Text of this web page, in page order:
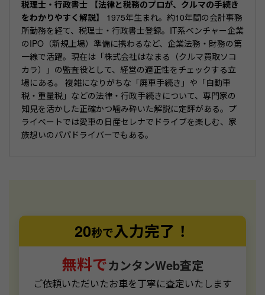
税理士・行政書士 【法律と税務のプロが、クルマの手続き
をわかりやすく解説】
1975年生まれ。約10年間の会計事務
所勤務を経て、税理士・行政書士登録。IT系ベンチャー企業
のIPO（新規上場）準備に携わるなど、企業法務・財務の第
一線で活躍。現在は「株式会社はなまる（クルマ買取ソコ
カラ）」の監査役として、経営の適正性をチェックする立
場にある。 複雑になりがちな「廃車手続き」や「自動車
税・重量税」などの法律・行政手続きについて、専門家の
知見を活かした正確かつ噛み砕いた解説に定評がある。プ
ライベートでは愛車の日産セレナでドライブを楽しむ、家
族想いのパパドライバーでもある。
20秒で入力完了！
無料でカンタンWeb査定
ご依頼いただいたお車を丁寧に査定いたします